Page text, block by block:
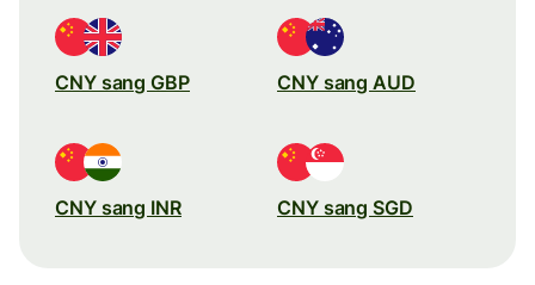
CNY sang GBP CNY sang AUD
CNY sang INR CNY sang SGD